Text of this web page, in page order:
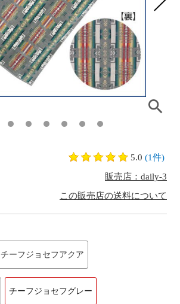
5.0 (1件)
販売店：daily-3
この販売店の送料について
チーフジョセフアクア
チーフジョセフグレー